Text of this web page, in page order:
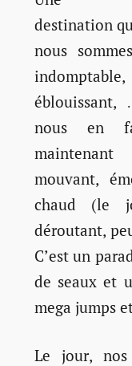
destination
nous
éblouissant,
nous en
mouvant,
chaud (le
déroutant,
C’est un
de seaux et
mega jumps
Le jour, nos